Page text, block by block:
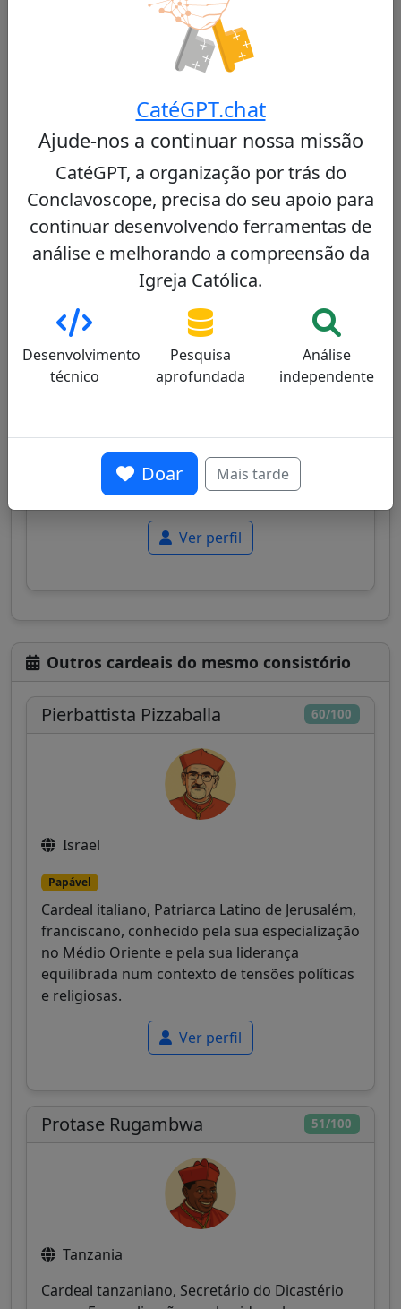
conhecido pela sua atitude moderada e
conciliadora, procurando o equilíbrio entre
tradição e pastoral moderna.
Ver perfil
Juan José Omella
capacidades de mediação, com uma
abordagem pastoral moderada face aos
desafios de uma sociedade secularizada.
Ver perfil
Outros cardeais do mesmo consistório
60/100
Pierbattista Pizzaballa
Israel
Papável
Cardeal italiano, Patriarca Latino de Jerusalém,
franciscano, conhecido pela sua especialização
no Médio Oriente e pela sua liderança
equilibrada num contexto de tensões políticas
e religiosas.
Ver perfil
51/100
Protase Rugambwa
Tanzania
Cardeal tanzaniano, Secretário do Dicastério
CatéGPT.chat
Ajude-nos a continuar nossa missão
CatéGPT, a organização por trás do
Conclavoscope, precisa do seu apoio para
continuar desenvolvendo ferramentas de
análise e melhorando a compreensão da
Igreja Católica.
Desenvolvimento
técnico
Pesquisa
aprofundada
Análise
independente
Doar Mais tarde